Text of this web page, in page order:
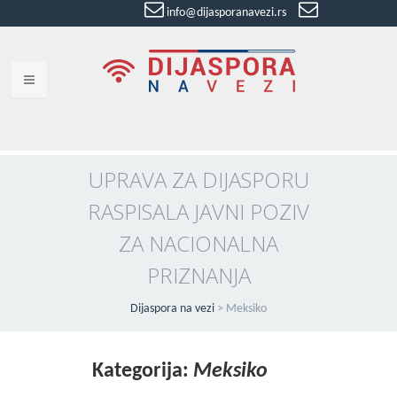
info@dijasporanavezi.rs
8528011
BLOG
VIDEO
O NAMA
KORISNE ADRESE
UPRAVA ZA DIJASPORU
RASPISALA JAVNI POZIV
ZA NACIONALNA
PRIZNANJA
Dijaspora na vezi > Meksiko
Kategorija: Meksiko